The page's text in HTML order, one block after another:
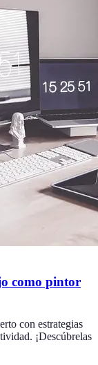
como pintor
con estrategias
¡Descúbrelas